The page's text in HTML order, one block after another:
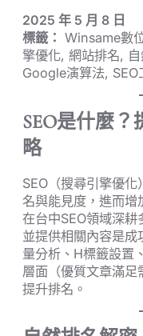
2025 年 5 月 8 日
標籤： Winsame數
擎優化, 網站排名,
Google演算法, SEO
SEO是什麼
略
SEO（搜尋引擎優
名與能見度，進而
在台中SEO領域深耕
並提供相關內容是成
量分析、H標籤設置
層面（優質文章滿足
提升排名。